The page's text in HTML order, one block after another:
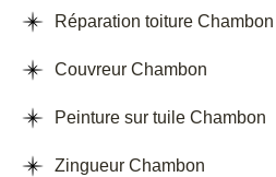
Réparation toiture Chambon
Couvreur Chambon
Peinture sur tuile Chambon
Zingueur Chambon